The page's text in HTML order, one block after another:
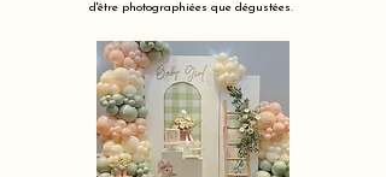
d'être photographiées que dégustées.